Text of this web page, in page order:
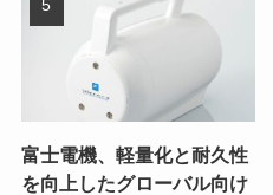
富士電機、軽量化と耐久性
を向上したグローバル向け